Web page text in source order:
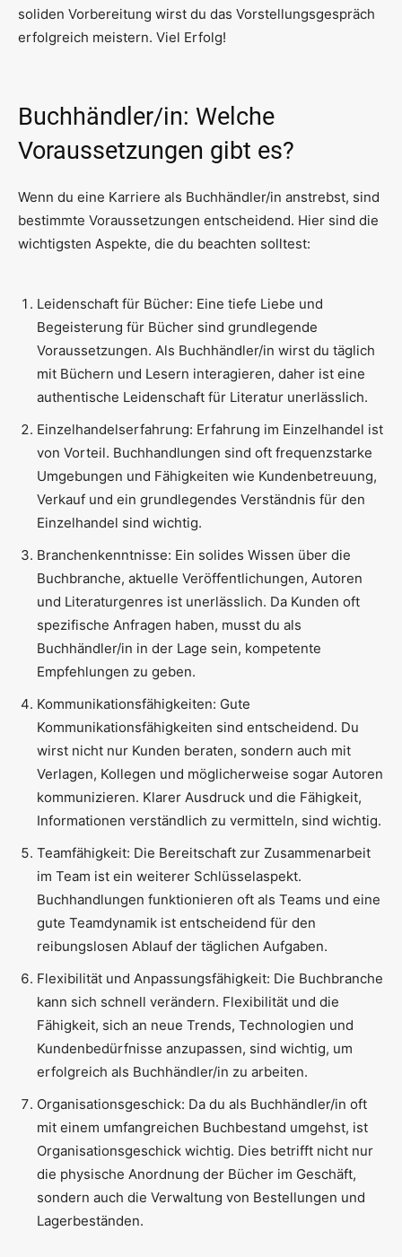
soliden Vorbereitung wirst du das Vorstellungsgespräch
erfolgreich meistern. Viel Erfolg!
Buchhändler/in: Welche
Voraussetzungen gibt es?
Wenn du eine Karriere als Buchhändler/in anstrebst, sind
bestimmte Voraussetzungen entscheidend. Hier sind die
wichtigsten Aspekte, die du beachten solltest:
Leidenschaft für Bücher: Eine tiefe Liebe und
Begeisterung für Bücher sind grundlegende
Voraussetzungen. Als Buchhändler/in wirst du täglich
mit Büchern und Lesern interagieren, daher ist eine
authentische Leidenschaft für Literatur unerlässlich.
Einzelhandelserfahrung: Erfahrung im Einzelhandel ist
von Vorteil. Buchhandlungen sind oft frequenzstarke
Umgebungen und Fähigkeiten wie Kundenbetreuung,
Verkauf und ein grundlegendes Verständnis für den
Einzelhandel sind wichtig.
Branchenkenntnisse: Ein solides Wissen über die
Buchbranche, aktuelle Veröffentlichungen, Autoren
und Literaturgenres ist unerlässlich. Da Kunden oft
spezifische Anfragen haben, musst du als
Buchhändler/in in der Lage sein, kompetente
Empfehlungen zu geben.
Kommunikationsfähigkeiten: Gute
Kommunikationsfähigkeiten sind entscheidend. Du
wirst nicht nur Kunden beraten, sondern auch mit
Verlagen, Kollegen und möglicherweise sogar Autoren
kommunizieren. Klarer Ausdruck und die Fähigkeit,
Informationen verständlich zu vermitteln, sind wichtig.
Teamfähigkeit: Die Bereitschaft zur Zusammenarbeit
im Team ist ein weiterer Schlüsselaspekt.
Buchhandlungen funktionieren oft als Teams und eine
gute Teamdynamik ist entscheidend für den
reibungslosen Ablauf der täglichen Aufgaben.
Flexibilität und Anpassungsfähigkeit: Die Buchbranche
kann sich schnell verändern. Flexibilität und die
Fähigkeit, sich an neue Trends, Technologien und
Kundenbedürfnisse anzupassen, sind wichtig, um
erfolgreich als Buchhändler/in zu arbeiten.
Organisationsgeschick: Da du als Buchhändler/in oft
mit einem umfangreichen Buchbestand umgehst, ist
Organisationsgeschick wichtig. Dies betrifft nicht nur
die physische Anordnung der Bücher im Geschäft,
sondern auch die Verwaltung von Bestellungen und
Lagerbeständen.